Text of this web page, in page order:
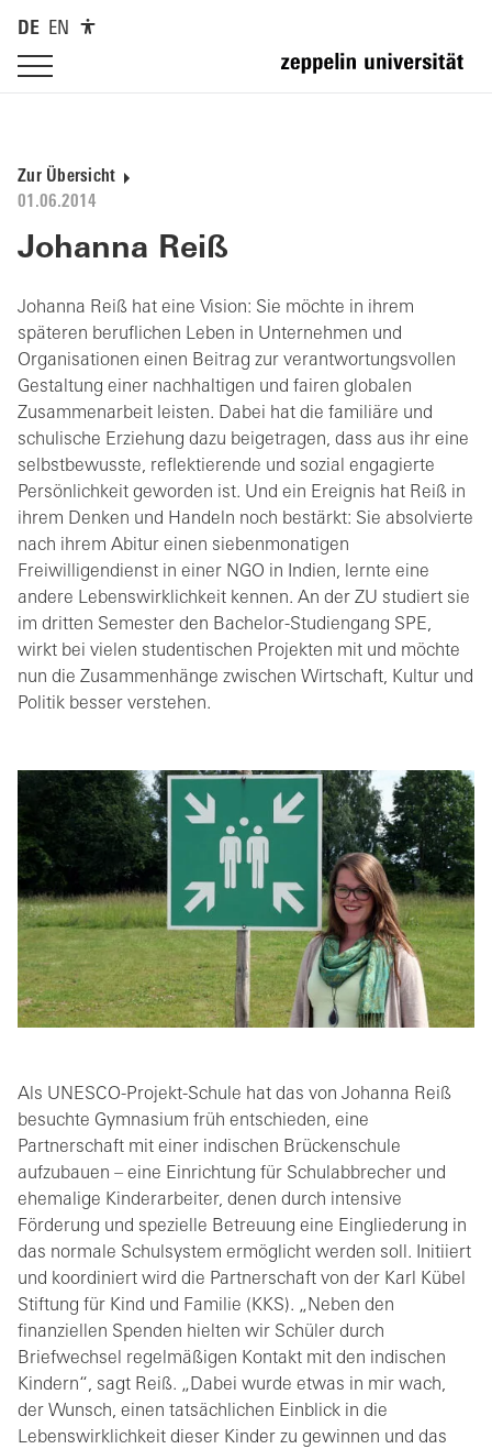
DE EN
01.06.2014
Zur Übersicht
Johanna Reiß
Johanna Reiß hat eine Vision: Sie möchte in ihrem
späteren beruflichen Leben in Unternehmen und
Organisationen einen Beitrag zur verantwortungsvollen
Gestaltung einer nachhaltigen und fairen globalen
Zusammenarbeit leisten. Dabei hat die familiäre und
schulische Erziehung dazu beigetragen, dass aus ihr eine
selbstbewusste, reflektierende und sozial engagierte
Persönlichkeit geworden ist. Und ein Ereignis hat Reiß in
ihrem Denken und Handeln noch bestärkt: Sie absolvierte
nach ihrem Abitur einen siebenmonatigen
Freiwilligendienst in einer NGO in Indien, lernte eine
andere Lebenswirklichkeit kennen. An der ZU studiert sie
im dritten Semester den Bachelor-Studiengang SPE,
wirkt bei vielen studentischen Projekten mit und möchte
nun die Zusammenhänge zwischen Wirtschaft, Kultur und
Politik besser verstehen.
Als UNESCO-Projekt-Schule hat das von Johanna Reiß
besuchte Gymnasium früh entschieden, eine
Partnerschaft mit einer indischen Brückenschule
aufzubauen – eine Einrichtung für Schulabbrecher und
ehemalige Kinderarbeiter, denen durch intensive
Förderung und spezielle Betreuung eine Eingliederung in
das normale Schulsystem ermöglicht werden soll. Initiiert
und koordiniert wird die Partnerschaft von der Karl Kübel
Stiftung für Kind und Familie (KKS). „Neben den
finanziellen Spenden hielten wir Schüler durch
Briefwechsel regelmäßigen Kontakt mit den indischen
Kindern“, sagt Reiß. „Dabei wurde etwas in mir wach,
der Wunsch, einen tatsächlichen Einblick in die
Lebenswirklichkeit dieser Kinder zu gewinnen und das